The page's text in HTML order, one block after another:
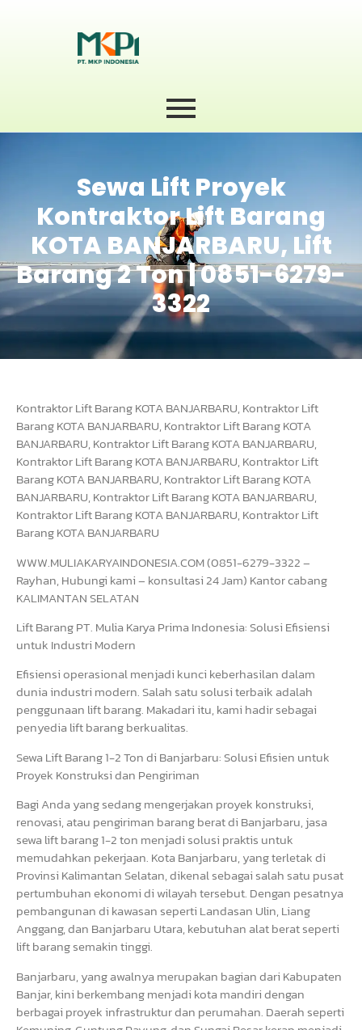
Sewa Lift Proyek
Kontraktor Lift Barang
KOTA BANJARBARU, Lift
Barang 2 Ton | 0851-6279-
3322
Kontraktor Lift Barang KOTA BANJARBARU, Kontraktor Lift
Barang KOTA BANJARBARU, Kontraktor Lift Barang KOTA
BANJARBARU, Kontraktor Lift Barang KOTA BANJARBARU,
Kontraktor Lift Barang KOTA BANJARBARU, Kontraktor Lift
Barang KOTA BANJARBARU, Kontraktor Lift Barang KOTA
BANJARBARU, Kontraktor Lift Barang KOTA BANJARBARU,
Kontraktor Lift Barang KOTA BANJARBARU, Kontraktor Lift
Barang KOTA BANJARBARU
WWW.MULIAKARYAINDONESIA.COM (0851-6279-3322 –
Rayhan, Hubungi kami – konsultasi 24 Jam) Kantor cabang
KALIMANTAN SELATAN
Lift Barang PT. Mulia Karya Prima Indonesia: Solusi Efisiensi
untuk Industri Modern
Efisiensi operasional menjadi kunci keberhasilan dalam
dunia industri modern. Salah satu solusi terbaik adalah
penggunaan lift barang. Makadari itu, kami hadir sebagai
penyedia lift barang berkualitas.
Sewa Lift Barang 1-2 Ton di Banjarbaru: Solusi Efisien untuk
Proyek Konstruksi dan Pengiriman
Bagi Anda yang sedang mengerjakan proyek konstruksi,
renovasi, atau pengiriman barang berat di Banjarbaru, jasa
sewa lift barang 1-2 ton menjadi solusi praktis untuk
memudahkan pekerjaan. Kota Banjarbaru, yang terletak di
Provinsi Kalimantan Selatan, dikenal sebagai salah satu pusat
pertumbuhan ekonomi di wilayah tersebut. Dengan pesatnya
pembangunan di kawasan seperti Landasan Ulin, Liang
Anggang, dan Banjarbaru Utara, kebutuhan alat berat seperti
lift barang semakin tinggi.
Banjarbaru, yang awalnya merupakan bagian dari Kabupaten
Banjar, kini berkembang menjadi kota mandiri dengan
berbagai proyek infrastruktur dan perumahan. Daerah seperti